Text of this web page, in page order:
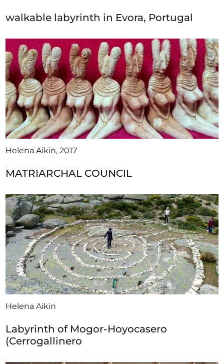
walkable labyrinth in Evora, Portugal
Helena Aikin, 2017
MATRIARCHAL COUNCIL
Helena Aikin
Labyrinth of Mogor-Hoyocasero
(Cerrogallinero